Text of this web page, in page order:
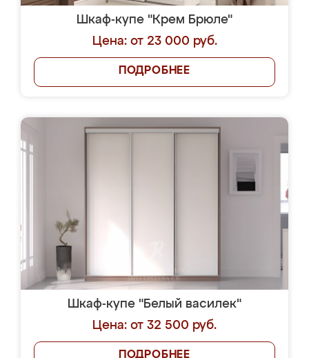
Шкаф-купе "Крем Брюле"
Цена: от 23 000 руб.
ПОДРОБНЕЕ
Шкаф-купе "Белый василек"
Цена: от 32 500 руб.
ПОДРОБНЕЕ